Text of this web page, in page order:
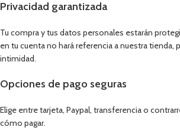
Privacidad garantizada
Tu compra y tus datos personales estarán
en tu cuenta no hará referencia a nuestra tienda,
intimidad.
Opciones de pago seguras
Elige entre tarjeta, Paypal, transferencia o
cómo pagar.